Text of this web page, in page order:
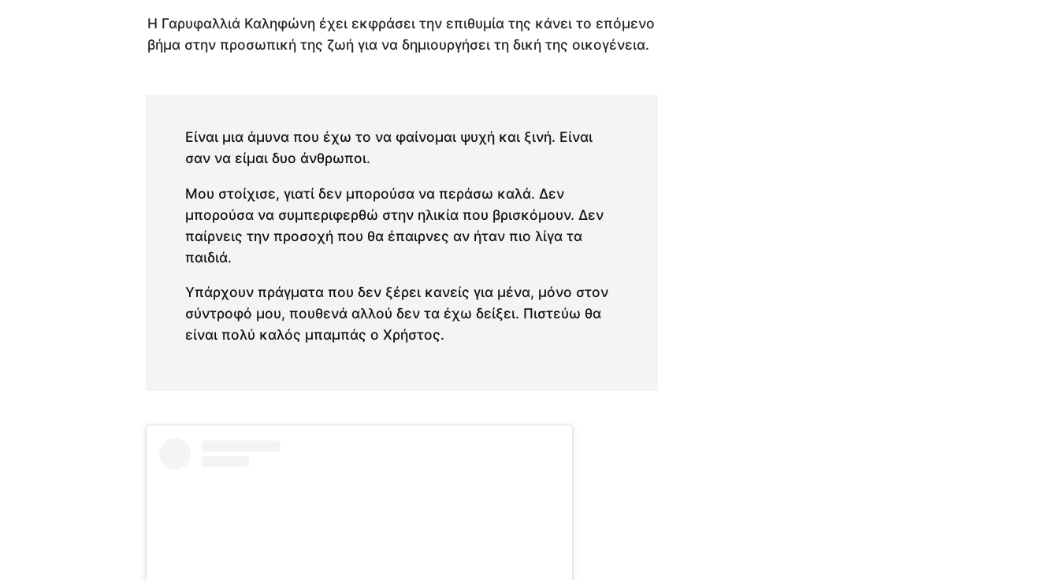
Η Γαρυφαλλιά Καληφώνη έχει εκφράσει την επιθυμία της κάνει το επόμενο
βήμα στην προσωπική της ζωή για να δημιουργήσει τη δική της οικογένεια.
Είναι μια άμυνα που έχω το να φαίνομαι ψυχή και ξινή. Είναι
σαν να είμαι δυο άνθρωποι.
Μου στοίχισε, γιατί δεν μπορούσα να περάσω καλά. Δεν
μπορούσα να συμπεριφερθώ στην ηλικία που βρισκόμουν. Δεν
παίρνεις την προσοχή που θα έπαιρνες αν ήταν πιο λίγα τα
παιδιά.
Υπάρχουν πράγματα που δεν ξέρει κανείς για μένα, μόνο στον
σύντροφό μου, πουθενά αλλού δεν τα έχω δείξει. Πιστεύω θα
είναι πολύ καλός μπαμπάς ο Χρήστος.